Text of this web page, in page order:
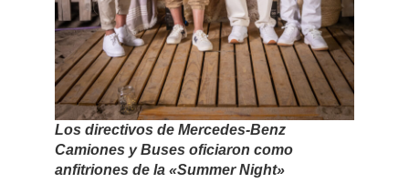
Los directivos de Mercedes-Benz
Camiones y Buses oficiaron como
anfitriones de la «Summer Night»